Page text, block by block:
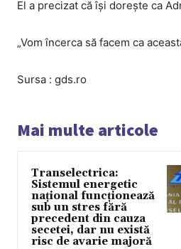
El a precizat că îşi doreşte ca
„Vom încerca să facem ca
Sursa : gds.ro
Mai multe articole
Transelectrica:
Sistemul energetic
național funcționează
sub un stres fără
precedent din cauza
secetei, dar nu există
risc de avarie majoră